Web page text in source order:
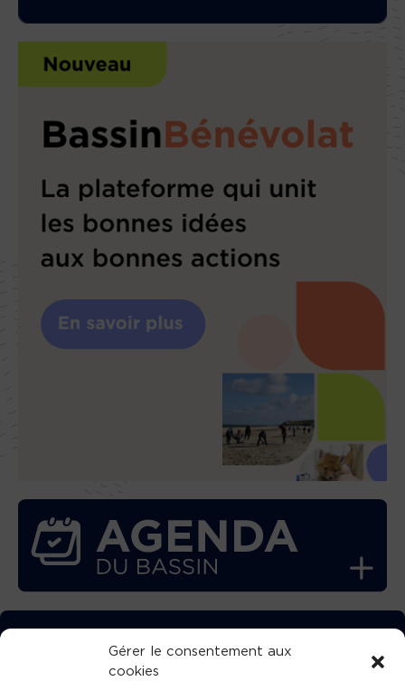
Gérer le consentement aux
cookies
TÉLÉCHARGEZ GRATUITEMENT